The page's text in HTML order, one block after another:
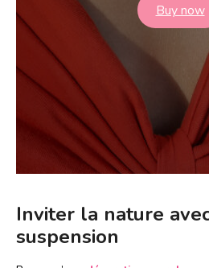
Buy now
Inviter la nature
suspension